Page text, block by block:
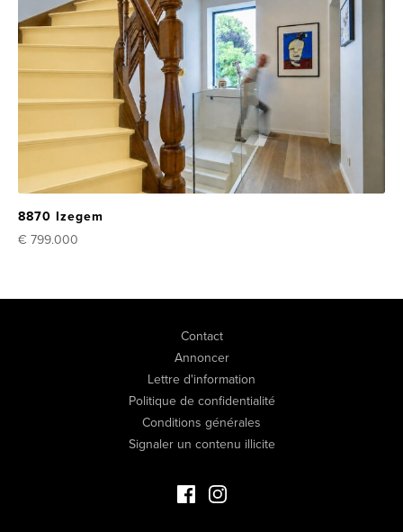
8870 Izegem
€ 799.000
Contact
Annoncer
Lettre d'information
Politique de confidentialité
Conditions générales
Signaler un contenu illicite
Facebook Immo de Luxe
Instagram Immo de Luxe